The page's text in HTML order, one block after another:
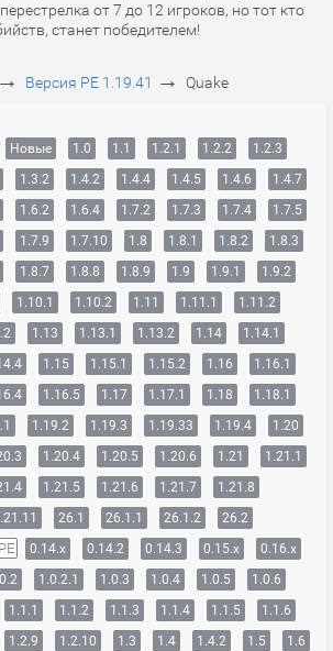
от 7 до 12 игроков, но тот кто
станет победителем!
→ Версия PE 1.19.41 → Quake
Новые 1.0 1.1 1.2.1 1.2.2
1.2.3
1.3.2 1.4.2 1.4.4 1.4.5 1.4.6
1.4.7
1.6.2 1.6.4 1.7.2 1.7.3 1.7.4
1.7.5
1.7.9 1.7.10 1.8 1.8.1 1.8.2
1.8.3
1.8.7 1.8.8 1.8.9 1.9 1.9.1
1.9.2
1.10.1 1.10.2 1.11 1.11.1
1.11.2
1.13 1.13.1 1.13.2 1.14
1.14.1
1.15 1.15.1 1.15.2 1.16
1.16.1
1.16.5 1.17 1.17.1 1.18
1.18.1
1.19.2 1.19.3 1.19.33 1.19.4
1.20
1.20.4 1.20.5 1.20.6 1.21
1.21.1
1.21.5 1.21.6 1.21.7
1.21.8
26.1 26.1.1 26.1.2 26.2
0.14.x 0.14.2 0.14.3 0.15.x
0.16.x
1.0.2.1 1.0.3 1.0.4 1.0.5
1.0.6
1.1.1 1.1.2 1.1.3 1.1.4 1.1.5
1.1.6
1.2.9 1.2.10 1.3 1.4 1.4.2 1.5
1.6